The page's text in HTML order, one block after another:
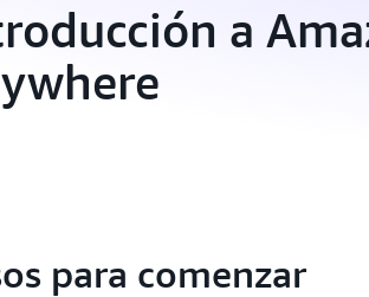
a
para comenzar